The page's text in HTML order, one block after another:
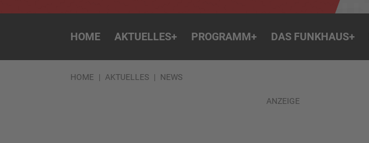
HOME AKTUELLES+ PROGRAMM+ DAS FUNKHAUS+
HOME AKTUELLES NEWS
ANZEIGE